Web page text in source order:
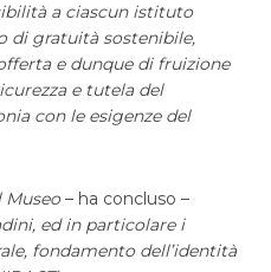
a ciascun istituto
di gratuità sostenibile,
e dunque di fruizione
e tutela del
con le esigenze del
Museo– ha concluso –
ed in particolare i
fondamento dell’identità